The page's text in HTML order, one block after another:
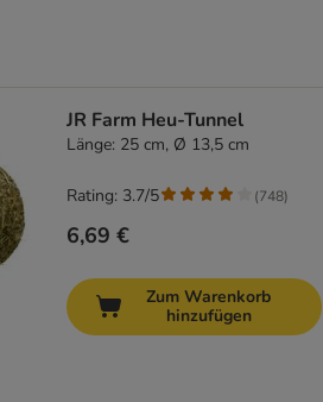
JR Farm Heu-Tunnel
Länge: 25 cm, Ø 13,5 cm
6,69 €
Rating: 3.7/5 (748)
Zum Warenkorb
hinzufügen